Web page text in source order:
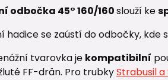
odbočka 45° 160/160slouží ke
hadice se zaústí do odbočky, kde
tvarovka je kompatibilní
FF-drän. Pro trubkyStrabusil